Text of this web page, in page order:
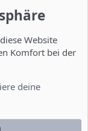
Website
Komfort bei der
deine